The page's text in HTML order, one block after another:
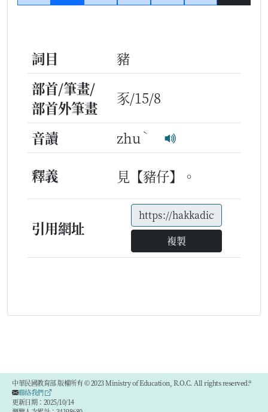
詞目
豬
部首/筆畫/
部首外筆畫
豕/15/8
音讀 zhu ˋ
釋義 見【豬仔】。
引用網址
複製
中華民國教育部 版權所有 © 2023 Ministry of Education, R.O.C. All rights reserved.®
聯絡我們
更新日期：2025/10/14